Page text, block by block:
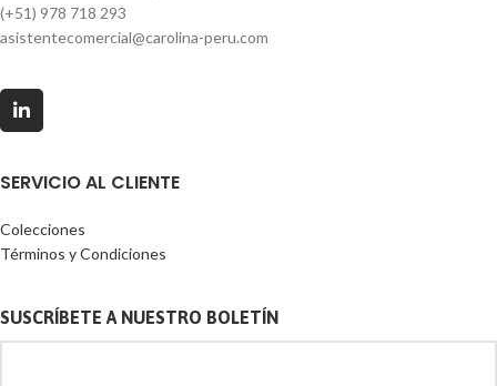
(+51) 978 718 293
asistentecomercial@carolina-peru.com
SERVICIO AL CLIENTE
Colecciones
Términos y Condiciones
SUSCRÍBETE A NUESTRO BOLETÍN